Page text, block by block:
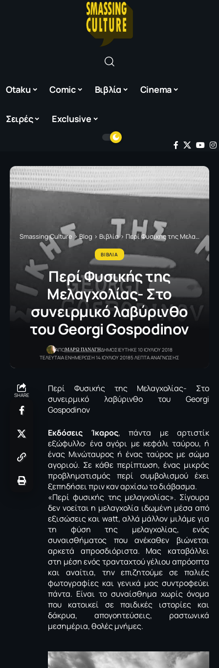
Otaku Comic Βιβλία Cinema
Σειρές Exclusive
Smassing Culture > Blog > Βιβλία> Περί Φυσικής της Μελαγχολίας- Στο συνειρμικό λαβύρινθο του Georgi Gospodinov
ΒΙΒΛΙΑ
Περί Φυσικής της
Μελαγχολίας- Στο
συνειρμικό λαβύρινθο
του Georgi Gospodinov
ΑΠΟΜΑΡΩ ΠΑΝΑΓΗΔΗΜΟΣΙΕΥΤΗΚΕ 10 ΙΟΥΛΙΟΥ 2018
ΤΕΛΕΥΤΑΙΑ ΕΝΗΜΕΡΩΣΗ 14 ΙΟΥΛΙΟΥ 20185 ΛΕΠΤΑ ΑΝΑΓΝΩΣΗΣ
SHARE
Περί Φυσικής της Μελαγχολίας- Στο
συνειρμικό λαβύρινθο του Georgi
Gospodinov
Εκδόσεις Ίκαρος, πάντα με αρτιστίκ
εξώφυλλο· ένα αγόρι με κεφάλι ταύρου, ή
ένας Μινώταυρος ή ένας ταύρος με σώμα
αγοριού. Σε κάθε περίπτωση, ένας μικρός
προβληματισμός περί συμβολισμού έχει
ξεπηδήσει πριν καν αρχίσω το διάβασμα.
«Περί φυσικής της μελαγχολίας». Σίγουρα
δεν νοείται η μελαγχολία ιδωμένη μέσα από
εξισώσεις και watt, αλλά μάλλον μιλάμε για
τη φύση της μελαγχολίας, ενός
συναισθήματος που ανέκαθεν βιώνεται
αρκετά απροσδιόριστα. Μας καταβάλλει
στη μέση ενός τρανταχτού γέλιου απρόοπτα
και αναίτια, την επιζητούμε σε παλιές
φωτογραφίες και γενικά μας συντροφεύει
πάντα. Είναι το συναίσθημα χωρίς όνομα
που κατοικεί σε παιδικές ιστορίες και
δάκρυα, απογοητεύσεις, ραστωνικά
μεσημέρια, θολές μνήμες.